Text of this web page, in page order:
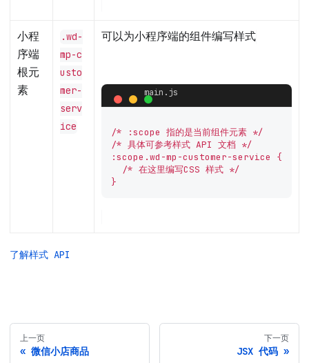
小程
序端
根元
素
.wd-
mp-c
usto
mer-
serv
ice
可以为小程序端的组件编写样式
/* :scope 指的是当前组件元素 */
/* 具体可参考样式 API 文档 */
:scope.wd-mp-customer-service {
  /* 在这里编写CSS 样式 */
}
了解样式 API
上一页
微信小店商品
下一页
JSX 代码